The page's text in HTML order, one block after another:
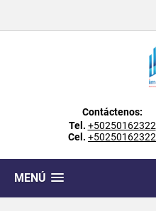
Contáctenos:
Tel. +50250162322
Cel. +50250162322
MENÚ